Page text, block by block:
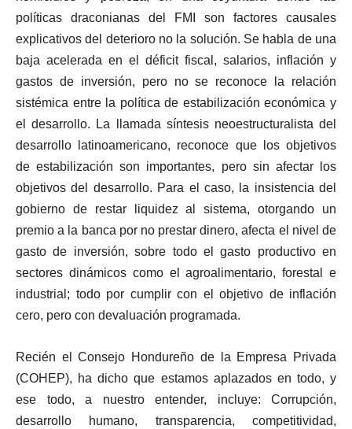
políticas draconianas del FMI son factores causales
explicativos del deterioro no la solución. Se habla de una
baja acelerada en el déficit fiscal, salarios, inflación y
gastos de inversión, pero no se reconoce la relación
sistémica entre la política de estabilización económica y
el desarrollo. La llamada síntesis neoestructuralista del
desarrollo latinoamericano, reconoce que los objetivos
de estabilización son importantes, pero sin afectar los
objetivos del desarrollo. Para el caso, la insistencia del
gobierno de restar liquidez al sistema, otorgando un
premio a la banca por no prestar dinero, afecta el nivel de
gasto de inversión, sobre todo el gasto productivo en
sectores dinámicos como el agroalimentario, forestal e
industrial; todo por cumplir con el objetivo de inflación
cero, pero con devaluación programada.
Recién el Consejo Hondureño de la Empresa Privada
(COHEP), ha dicho que estamos aplazados en todo, y
ese todo, a nuestro entender, incluye: Corrupción,
desarrollo humano, transparencia, competitividad,